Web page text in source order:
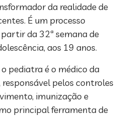
da realidade de
É um processo
da 32ª semana de
aos 19 anos.
pediatra é o médico da
pelos controles
imunização e
principal ferramenta de